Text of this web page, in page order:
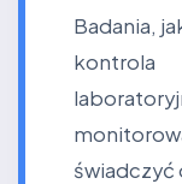
Badania,
świadczyć